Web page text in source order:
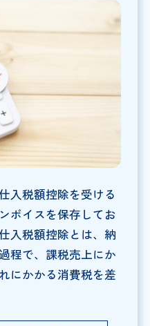
入税額控除を受ける
ボイスを保存してお
入税額控除とは、納
程で、課税売上にか
にかかる消費税を差